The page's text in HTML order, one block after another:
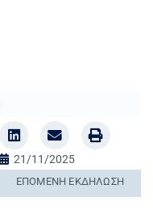
21/11/2025
ΕΠΌΜΕΝΗ ΕΚΔΉΛΩΣΗ